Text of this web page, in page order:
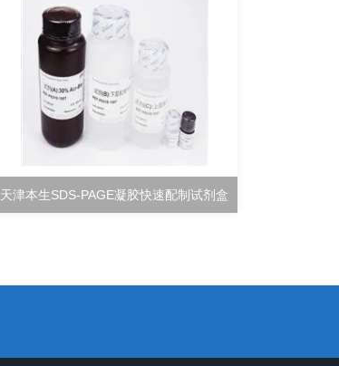
天津本生SDS-PAGE凝胶快速配制试剂盒